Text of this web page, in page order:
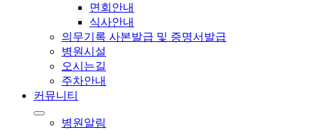
면회안내
식사안내
의무기록 사본발급 및 증명서발급
병원시설
오시는길
주차안내
커뮤니티
병원알림